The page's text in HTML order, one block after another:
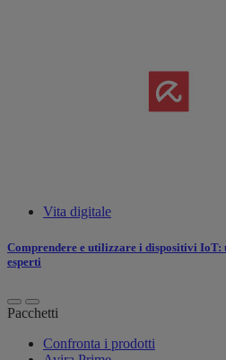
Vita digitale
Comprendere e utilizzare i dispositivi
esperti
Pacchetti
Confronta i prodotti